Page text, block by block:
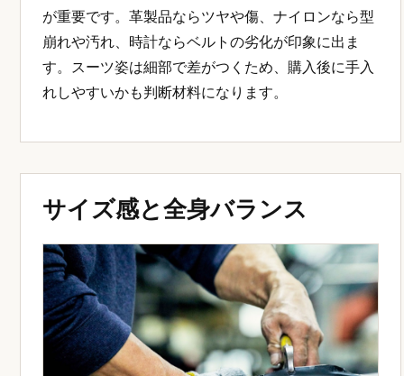
が重要です。革製品ならツヤや傷、ナイロンなら型
崩れや汚れ、時計ならベルトの劣化が印象に出ま
す。スーツ姿は細部で差がつくため、購入後に手入
れしやすいかも判断材料になります。
サイズ感と全身バランス